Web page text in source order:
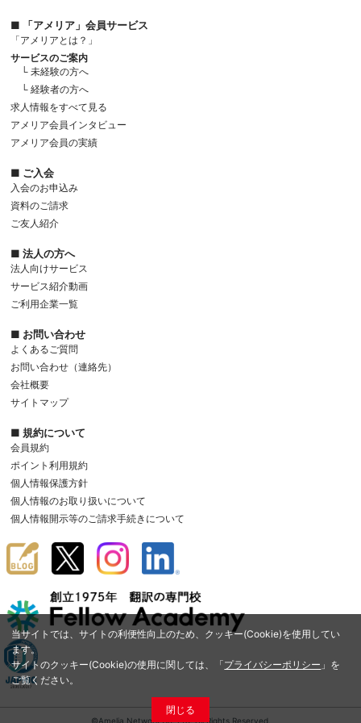
当サイトでは、サイトの利便性向上のため、クッキー(Cookie)を使用してい
ます。
サイトのクッキー(Cookie)の使用に関しては、「プライバシーポリシー 」を
ご覧ください。
閉じる
■ 「アメリア」会員サービス
「アメリアとは？」
サービスのご案内
└ 未経験の方へ
└ 経験者の方へ
求人情報をすべて見る
アメリア会員インタビュー
アメリア会員の実績
■ ご入会
入会のお申込み
資料のご請求
ご友人紹介
■ 法人の方へ
法人向けサービス
サービス紹介動画
ご利用企業一覧
■ お問い合わせ
よくあるご質問
お問い合わせ（連絡先）
会社概要
サイトマップ
■ 規約について
会員規約
ポイント利用規約
個人情報保護方針
個人情報のお取り扱いについて
個人情報開示等のご請求手続きについて
©Amelia Network Co.,Ltd. All Rights Reserved.